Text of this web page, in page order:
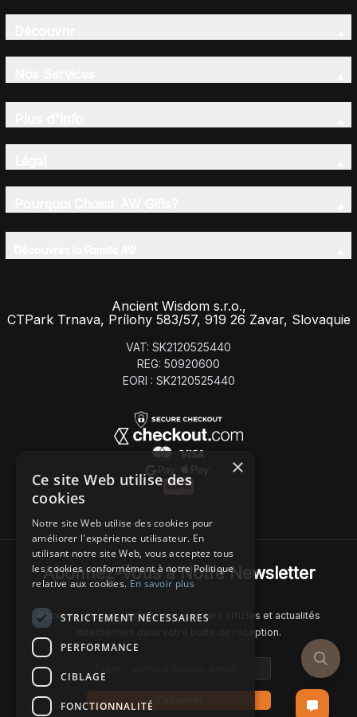
Ancient Wisdom s.r.o.,
CTPark Trnava, Prílohy 583/57, 919 26 Zavar, Slovaquie
VAT: SK2120525440
REG: 50920600
EORI : SK2120525440
Abonnez-Vous à Notre Newsletter
Recevez chaque semaine nos derniers articles et actualités
directement dans votre boîte de réception.
×
Ce site Web utilise des
cookies
Notre site Web utilise des cookies pour
améliorer l'expérience utilisateur. En
utilisant notre site Web, vous acceptez tous
les cookies conformément à notre Politique
relative aux cookies.En savoir plus
STRICTEMENT NÉCESSAIRES
PERFORMANCE
CIBLAGE
FONCTIONNALITÉ